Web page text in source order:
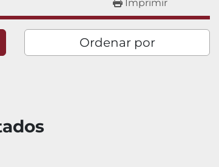
Imprimir
Ordenar por